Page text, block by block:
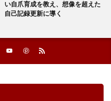
い自爪育成を教え、想像を超えた
自己記録更新に導く